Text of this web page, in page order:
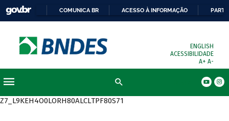
COMUNICA BR ACESSO À INFORMAÇÃO
ENGLISH
ACESSIBILIDADE
A+ A-
Z7_L9KEH4O0LORH80ALCLTPF80S71